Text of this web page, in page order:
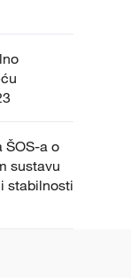
ŠOS-a o
sustavu
stabilnosti